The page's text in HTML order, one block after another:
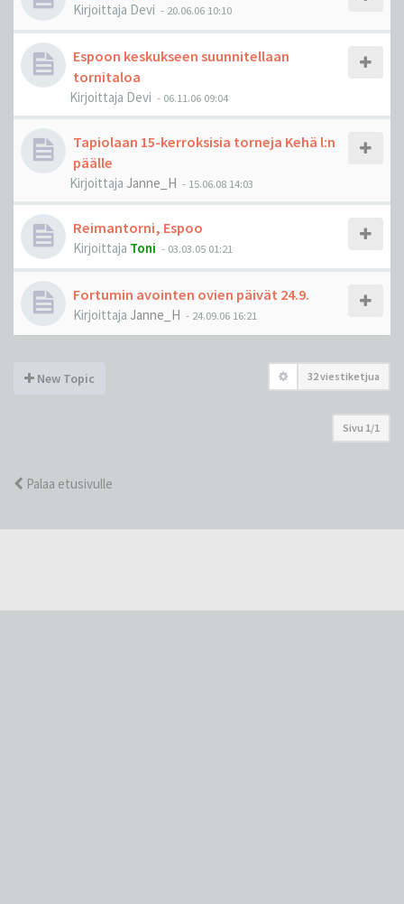
Kirjoittaja Devi - 20.06.06 10:10
Espoon keskukseen suunnitellaan
tornitaloa
Kirjoittaja Devi - 06.11.06 09:04
Tapiolaan 15-kerroksisia torneja Kehä l:n
päälle
Kirjoittaja Janne_H - 15.06.08 14:03
Reimantorni, Espoo
Kirjoittaja Toni - 03.03.05 01:21
Fortumin avointen ovien päivät 24.9.
Kirjoittaja Janne_H - 24.09.06 16:21
New Topic 32 viestiketjua
Sivu 1/1
Palaa etusivulle